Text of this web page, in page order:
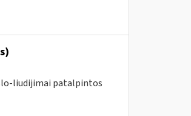
liudijimai patalpintos